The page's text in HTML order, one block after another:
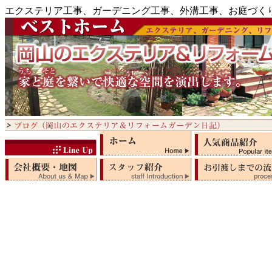
エクステリア工事、ガーデニング工事、外溝工事、お庭づ